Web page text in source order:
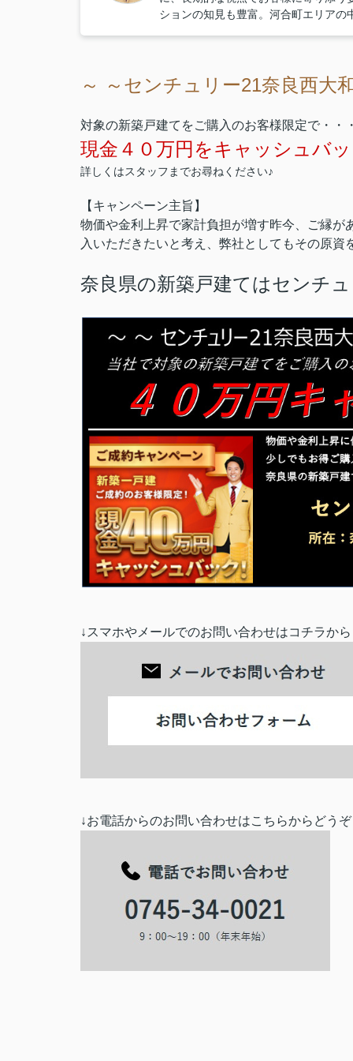
ションの知見も豊富。河合町エリア
～ ～センチュリー21奈良西
対象の新築戸建てをご購入のお客様限定で・・
現金４０万円をキャッシュバ
詳しくはスタッフまでお尋ねください♪
【キャンペーン主旨】
物価や金利上昇で家計負担が増す昨今、ご縁
入いただきたいと考え、弊社としてもその原
奈良県の新築戸建てはセンチ
↓スマホやメールでのお問い合わせはコチラか
↓お電話からのお問い合わせはこちらからどうぞ